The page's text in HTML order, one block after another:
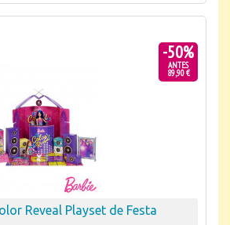
-50%
ANTES
89,90 €
Reveal Playset de Festa